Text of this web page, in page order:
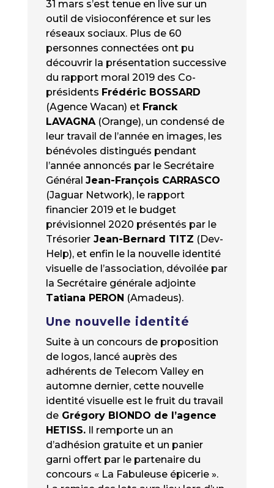
31 mars s’est tenue en live sur un
outil de visioconférence et sur les
réseaux sociaux. Plus de 60
personnes connectées ont pu
découvrir la présentation successive
du rapport moral 2019 des Co-
présidents Frédéric BOSSARD
(Agence Wacan) et Franck
LAVAGNA(Orange), un condensé de
leur travail de l’année en images, les
bénévoles distingués pendant
l’année annoncés par le Secrétaire
Général Jean-François CARRASCO
(Jaguar Network), le rapport
financier 2019 et le budget
prévisionnel 2020 présentés par le
TrésorierJean-Bernard TITZ (Dev-
Help), et enfin le la nouvelle identité
visuelle de l’association, dévoilée par
la Secrétaire générale adjointe
Tatiana PERON (Amadeus).
Une nouvelle identité
Suite à un concours de proposition
de logos, lancé auprès des
adhérents de Telecom Valley en
automne dernier, cette nouvelle
identité visuelle est le fruit du travail
deGrégory BIONDO de l’agence
HETISS.Il remporte un an
d’adhésion gratuite et un panier
garni offert par le partenaire du
concours « La Fabuleuse épicerie ».